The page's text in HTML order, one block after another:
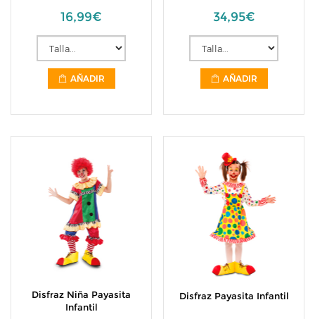
16,99€
AÑADIR
34,95€
AÑADIR
Disfraz Niña Payasita
Infantil
Disfraz Payasita Infantil